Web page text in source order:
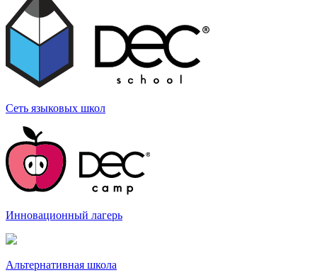
Сеть языковых школ
Инновационный лагерь
Альтернативная школа